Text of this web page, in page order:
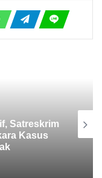
Jadi
SMSI